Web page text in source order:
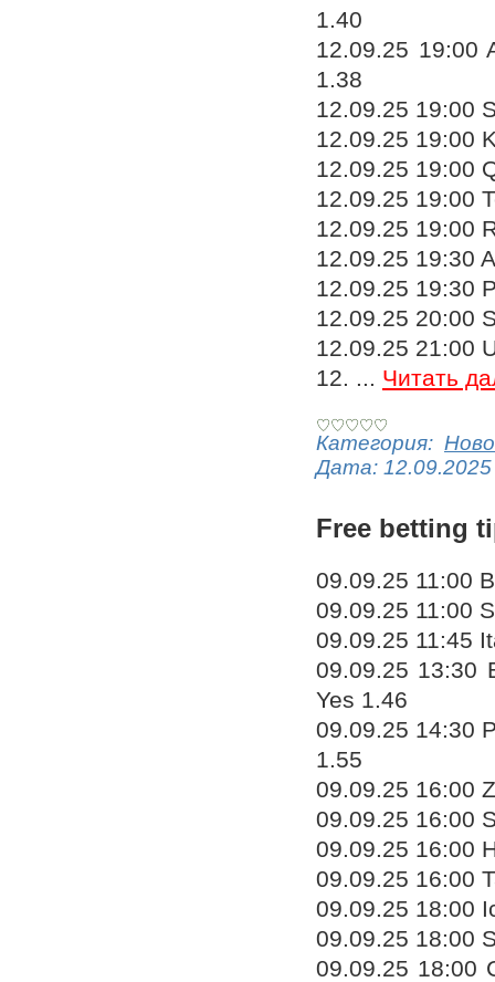
1.40
12.09.25 19:00
1.38
12.09.25 19:00
12.09.25 19:00
12.09.25 19:00
12.09.25 19:00
12.09.25 19:00
12.09.25 19:30
12.09.25 19:30
12.09.25 20:00
12.09.25 21:00
12. ... Читать
Категория:
Дата: 12.09.2025
Free betting
09.09.25 11:00
09.09.25 11:00
09.09.25 11:45
09.09.25 13:30
Yes 1.46
09.09.25 14:30
1.55
09.09.25 16:00
09.09.25 16:00
09.09.25 16:00
09.09.25 16:00
09.09.25 18:00
09.09.25 18:00
09.09.25 18:00